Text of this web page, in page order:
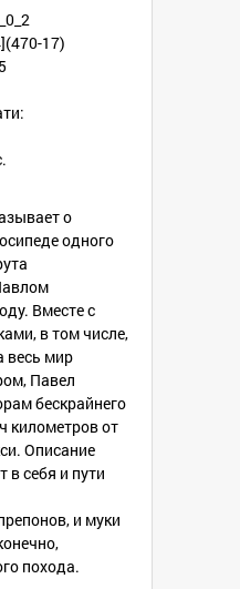
17)
о
одного
Вместе с
в том числе,
весь мир
Павел
бескрайнего
километров от
Описание
в себя и пути
и муки
похода.